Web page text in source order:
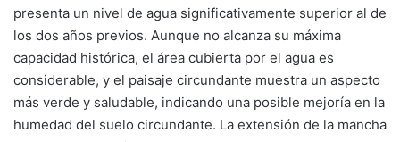
presenta un nivel de agua significativamente superior al de
los dos años previos. Aunque no alcanza su máxima
capacidad histórica, el área cubierta por el agua es
considerable, y el paisaje circundante muestra un aspecto
más verde y saludable, indicando una posible mejoría en la
humedad del suelo circundante. La extensión de la mancha